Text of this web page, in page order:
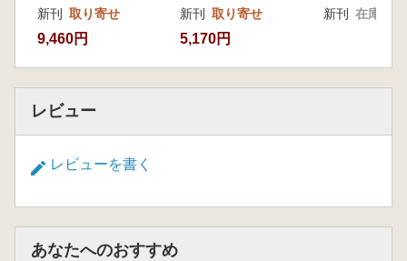
新刊 取り寄せ
9,460円
新刊 取り寄せ
5,170円
新刊 在庫なし
レビュー
レビューを書く
あなたへのおすすめ